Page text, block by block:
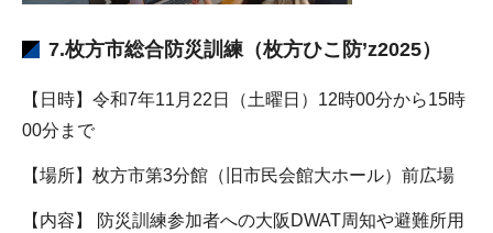
7.枚方市総合防災訓練（枚方ひこ防’z2025）
【日時】令和7年11月22日（土曜日）12時00分から15時
00分まで
【場所】枚方市第3分館（旧市民会館大ホール）前広場
【内容】 防災訓練参加者への大阪DWAT周知や避難所用